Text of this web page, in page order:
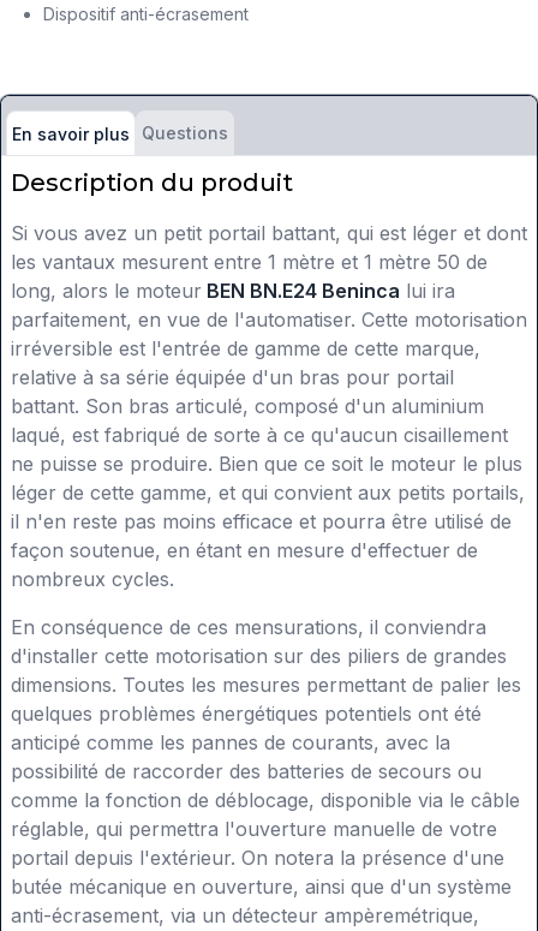
Dispositif anti-écrasement
En savoir plus Questions
Description du produit
Si vous avez un petit portail battant, qui est léger et dont
les vantaux mesurent entre 1 mètre et 1 mètre 50 de
long, alors le moteur BEN BN.E24 Beninca lui ira
parfaitement, en vue de l'automatiser. Cette motorisation
irréversible est l'entrée de gamme de cette marque,
relative à sa série équipée d'un bras pour portail
battant. Son bras articulé, composé d'un aluminium
laqué, est fabriqué de sorte à ce qu'aucun cisaillement
ne puisse se produire. Bien que ce soit le moteur le plus
léger de cette gamme, et qui convient aux petits portails,
il n'en reste pas moins efficace et pourra être utilisé de
façon soutenue, en étant en mesure d'effectuer de
nombreux cycles.
En conséquence de ces mensurations, il conviendra
d'installer cette motorisation sur des piliers de grandes
dimensions. Toutes les mesures permettant de palier les
quelques problèmes énergétiques potentiels ont été
anticipé comme les pannes de courants, avec la
possibilité de raccorder des batteries de secours ou
comme la fonction de déblocage, disponible via le câble
réglable, qui permettra l'ouverture manuelle de votre
portail depuis l'extérieur. On notera la présence d'une
butée mécanique en ouverture, ainsi que d'un système
anti-écrasement, via un détecteur ampèremétrique,